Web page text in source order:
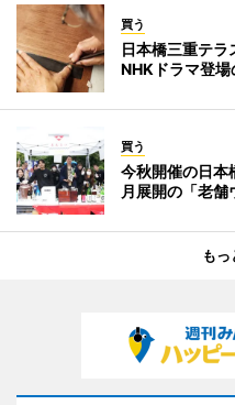
買う
日本橋三重テ
NHKドラマ登場
買う
今秋開催の日
月展開の「老舗
もっ